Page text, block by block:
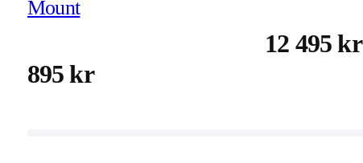
Mount
895 kr
12 495 kr